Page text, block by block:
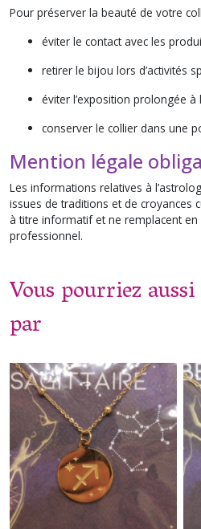
Pour préserver la beauté de votre
éviter le contact avec les
retirer le bijou lors d’activités
éviter l’exposition prolongée à
conserver le collier dans une
Mention légale
Les informations relatives à
issues de traditions et de croyances
à titre informatif et ne remplacent en
professionnel.
Vous pourriez
par